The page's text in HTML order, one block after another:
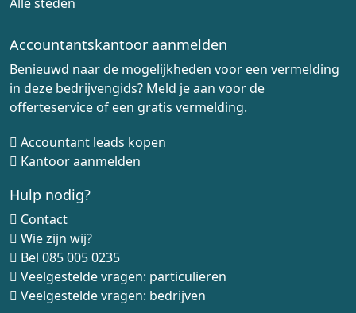
Accountantskantoor aanmelden
Benieuwd naar de mogelijkheden voor een vermelding
in deze bedrijvengids? Meld je aan voor de
offerteservice of een gratis vermelding.
Accountant leads kopen
Kantoor aanmelden
Hulp nodig?
Contact
Wie zijn wij?
Bel 085 005 0235
Veelgestelde vragen: particulieren
Veelgestelde vragen: bedrijven